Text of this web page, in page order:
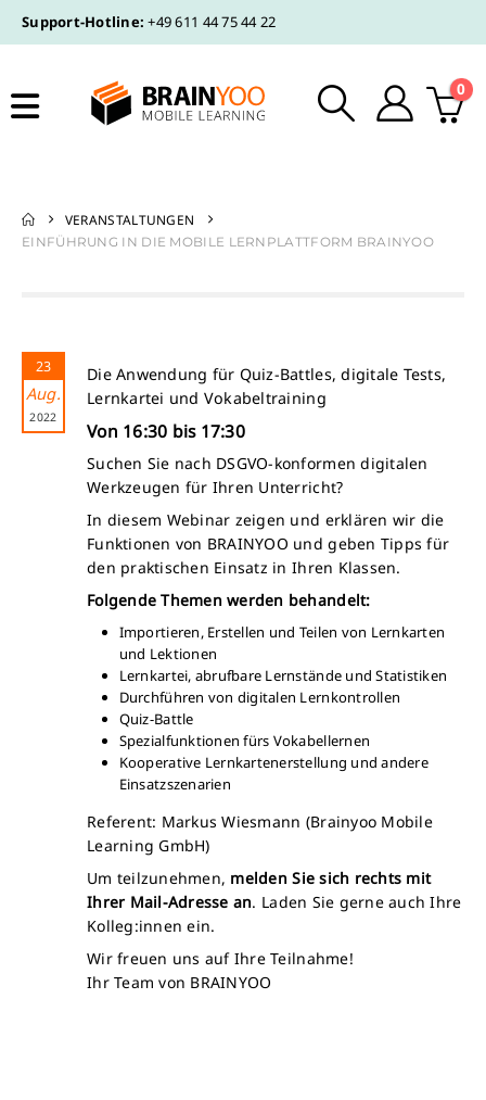
Support-Hotline: +49 611 44 75 44 22
0
VERANSTALTUNGEN
EINFÜHRUNG IN DIE MOBILE LERNPLATTFORM BRAINYOO
23
Aug.
2022
Die Anwendung für Quiz-Battles, digitale Tests,
Lernkartei und Vokabeltraining
Von 16:30 bis 17:30
Suchen Sie nach DSGVO-konformen digitalen
Werkzeugen für Ihren Unterricht?
In diesem Webinar zeigen und erklären wir die
Funktionen von BRAINYOO und geben Tipps für
den praktischen Einsatz in Ihren Klassen.
Folgende Themen werden behandelt:
Importieren, Erstellen und Teilen von Lernkarten
und Lektionen
Lernkartei, abrufbare Lernstände und Statistiken
Durchführen von digitalen Lernkontrollen
Quiz-Battle
Spezialfunktionen fürs Vokabellernen
Kooperative Lernkartenerstellung und andere
Einsatzszenarien
Referent: Markus Wiesmann (Brainyoo Mobile
Learning GmbH)
Um teilzunehmen, melden Sie sich rechts mit
Ihrer Mail-Adresse an. Laden Sie gerne auch Ihre
Kolleg:innen ein.
Wir freuen uns auf Ihre Teilnahme!
Ihr Team von BRAINYOO